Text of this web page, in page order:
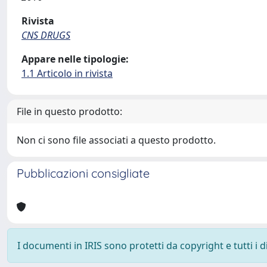
Rivista
CNS DRUGS
Appare nelle tipologie:
1.1 Articolo in rivista
File in questo prodotto:
Non ci sono file associati a questo prodotto.
Pubblicazioni consigliate
I documenti in IRIS sono protetti da copyright e tutti i